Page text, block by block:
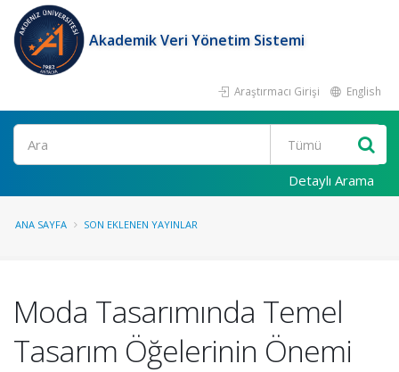
Akademik Veri Yönetim Sistemi
Araştırmacı Girişi English
Ara
Detaylı Arama
ANA SAYFA SON EKLENEN YAYINLAR
Moda Tasarımında Temel
Tasarım Öğelerinin Önemi